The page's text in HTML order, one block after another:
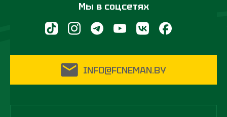
Мы в соцсетях
INFO@FCNEMAN.BY